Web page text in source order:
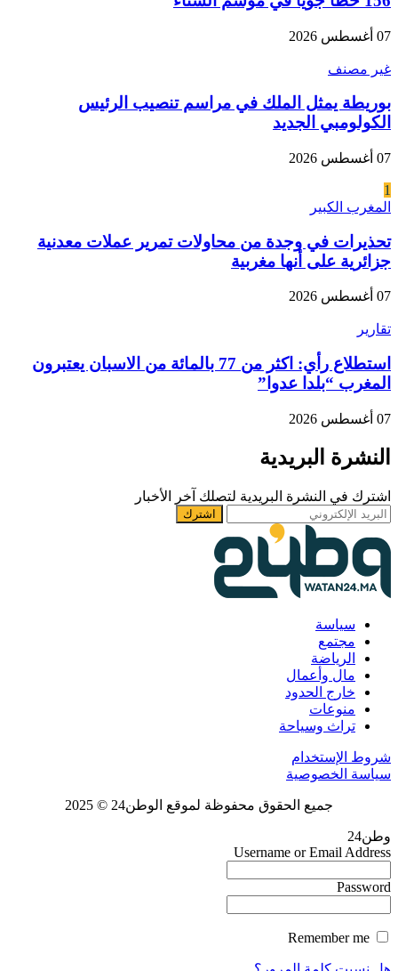
07 أغسطس 2026
غير مصنف
بوريطة يمثل الملك في مراسم تنصيب الرئيس
الكولومبي الجديد
07 أغسطس 2026
1
المغرب الكبير
تحذيرات في وجدة من محاولات تمرير عملات معدنية
جزائرية على أنها مغربية
07 أغسطس 2026
تقارير
استطلاع رأي: اكثر من 77 بالمائة من الاسبان يعتبرون
المغرب “بلدا عدوا”
07 أغسطس 2026
النشرة البريدية
اشترك في النشرة البريدية لتصلك آخر الأخبار
سياسة
مجتمع
الرياضة
مال وأعمال
خارج الحدود
منوعات
تراث وسياحة
شروط الإستخدام
سياسة الخصوصية
جميع الحقوق محفوظة لموقع الوطن24 © 2025
وطن24
Username or Email Address
Password